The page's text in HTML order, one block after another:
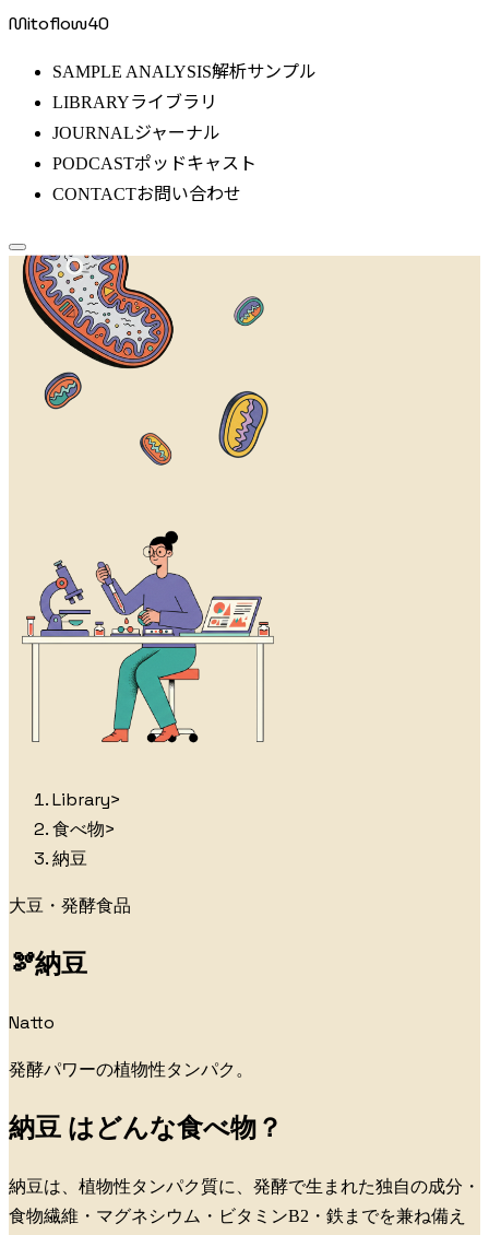
Mitoflow40
SAMPLE ANALYSIS解析サンプル
LIBRARYライブラリ
JOURNALジャーナル
PODCASTポッドキャスト
CONTACTお問い合わせ
Library>
食べ物>
納豆
大豆・発酵食品
🫘納豆
Natto
発酵パワーの植物性タンパク。
納豆 はどんな食べ物？
納豆は、植物性タンパク質に、発酵で生まれた独自の成分・
食物繊維・マグネシウム・ビタミンB2・鉄までを兼ね備え